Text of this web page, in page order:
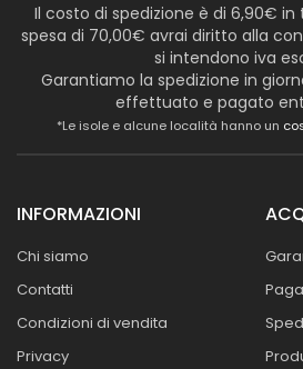
Il costo di spedizione è di 6,90€
spesa di 70,00€ avrai diritto alla
si intendono iva
Garantiamo la spedizione in
effettuato e pagato
*Le isole e alcune località hanno un
INFORMAZIONI
Chi siamo
Contatti
Condizioni di vendita
Privacy